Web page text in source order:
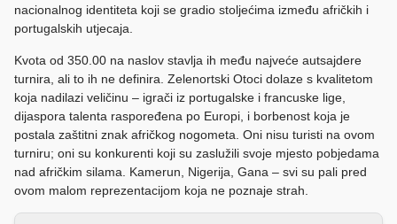
nacionalnog identiteta koji se gradio stoljećima između afričkih i
portugalskih utjecaja.
Kvota od 350.00 na naslov stavlja ih među najveće autsajdere
turnira, ali to ih ne definira. Zelenortski Otoci dolaze s kvalitetom
koja nadilazi veličinu – igrači iz portugalske i francuske lige,
dijaspora talenta raspoređena po Europi, i borbenost koja je
postala zaštitni znak afričkog nogometa. Oni nisu turisti na ovom
turniru; oni su konkurenti koji su zaslužili svoje mjesto pobjedama
nad afričkim silama. Kamerun, Nigerija, Gana – svi su pali pred
ovom malom reprezentacijom koja ne poznaje strah.